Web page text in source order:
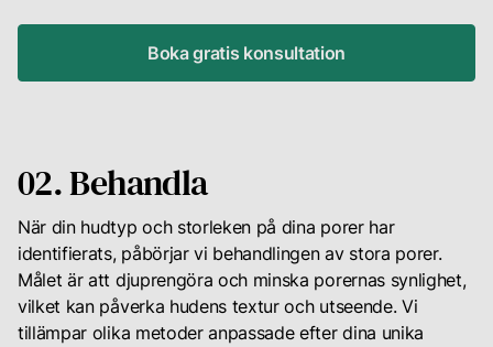
Boka gratis konsultation
02. Behandla
När din hudtyp och storleken på dina porer har
identifierats, påbörjar vi behandlingen av stora porer.
Målet är att djuprengöra och minska porernas synlighet,
vilket kan påverka hudens textur och utseende. Vi
tillämpar olika metoder anpassade efter dina unika